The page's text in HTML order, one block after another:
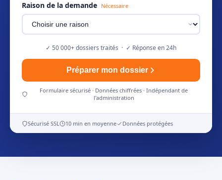
Raison de la demande Nécessaire
✓ 50 000+ dossiers traités · ✓ Réponse en 24h
Préparer mon dossier
Formulaire sécurisé · Données chiffrées · Indépendant de
l'administration
Sécurisé SSL 10 min en moyenne Données protégées